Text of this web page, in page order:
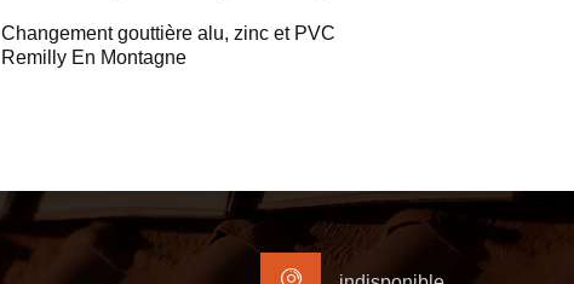
Changement gouttière alu, zinc et PVC
Remilly En Montagne